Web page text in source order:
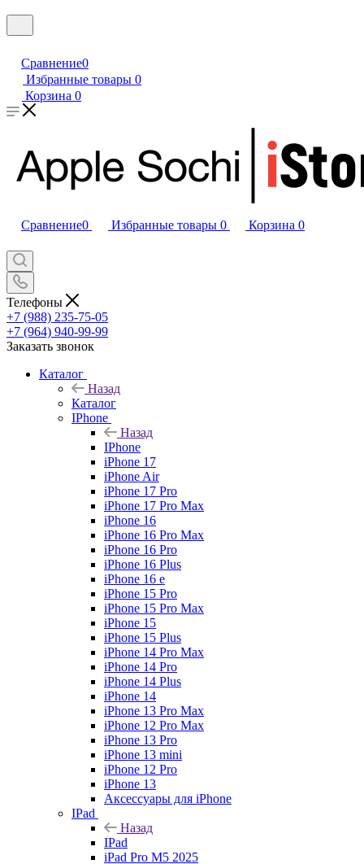
Сравнение0
Избранные товары 0
Корзина 0
Сравнение0 Избранные товары 0 Корзина 0
Телефоны
+7 (988) 235-75-05
+7 (964) 940-99-99
Заказать звонок
Каталог
Назад
Каталог
IPhone
Назад
IPhone
iPhone 17
iPhone Air
iPhone 17 Pro
iPhone 17 Pro Max
iPhone 16
iPhone 16 Pro Max
iPhone 16 Pro
iPhone 16 Plus
iPhone 16 e
iPhone 15 Pro
iPhone 15 Pro Max
iPhone 15
iPhone 15 Plus
iPhone 14 Pro Max
iPhone 14 Pro
iPhone 14 Plus
iPhone 14
iPhone 13 Pro Max
iPhone 12 Pro Max
iPhone 13 Pro
iPhone 13 mini
iPhone 12 Pro
iPhone 13
Аксессуары для iPhone
IPad
Назад
IPad
iPad Pro M5 2025